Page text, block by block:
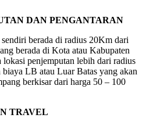
DAN PENGANTARAN
berada di radius 20Km dari
berada di Kota atau Kabupaten
lokasi penjemputan lebih dari radius
biaya LB atau Luar Batas yang akan
berkisar dari harga 50 – 100
TRAVEL